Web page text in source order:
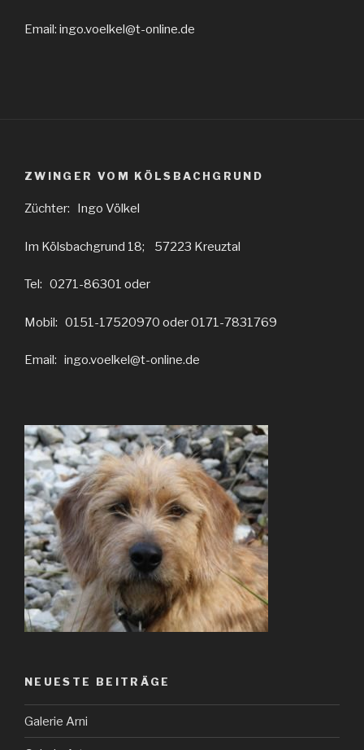
Email: ingo.voelkel@t-online.de
ZWINGER VOM KÖLSBACHGRUND
Züchter: Ingo Völkel
Im Kölsbachgrund 18; 57223 Kreuztal
Tel: 0271-86301 oder
Mobil: 0151-17520970 oder 0171-7831769
Email: ingo.voelkel@t-online.de
NEUESTE BEITRÄGE
Galerie Arni